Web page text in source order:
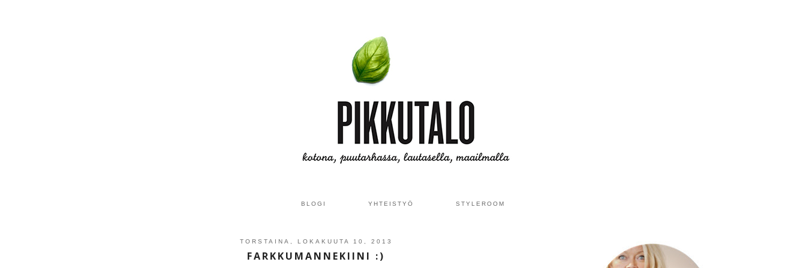
BLOGI YHTEISTYÖ STYLEROOM
TORSTAINA, LOKAKUUTA 10, 2013
FARKKUMANNEKIINI :)